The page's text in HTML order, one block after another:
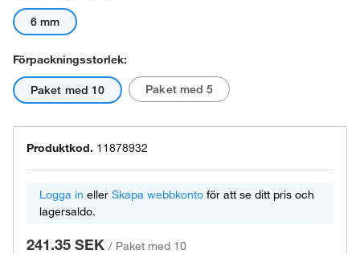
6 mm
Förpackningsstorlek:
Paket med 10 Paket med 5
Produktkod. 11878932
Logga in eller Skapa webbkonto för att se ditt pris och
lagersaldo.
241.35 SEK / Paket med 10